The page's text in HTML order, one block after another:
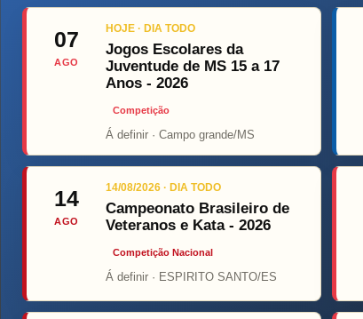
07
AGO
HOJE · DIA TODO
Jogos Escolares da
Juventude de MS 15 a 17
Anos - 2026
Competição
Á definir · Campo grande/MS
14
AGO
14/08/2026 · DIA TODO
Campeonato Brasileiro de
Veteranos e Kata - 2026
Competição Nacional
Á definir · ESPIRITO SANTO/ES